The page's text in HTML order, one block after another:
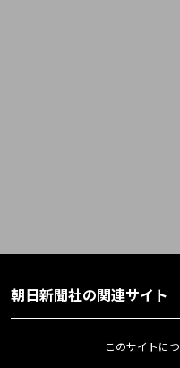
朝日新聞社の関連サイト
このサイトに